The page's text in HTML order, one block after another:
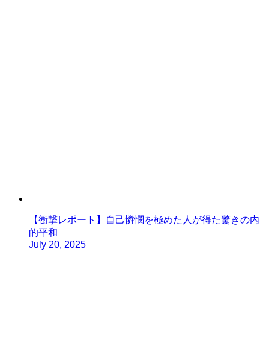
【衝撃レポート】自己憐憫を極めた人が得た驚きの内
的平和
July 20, 2025